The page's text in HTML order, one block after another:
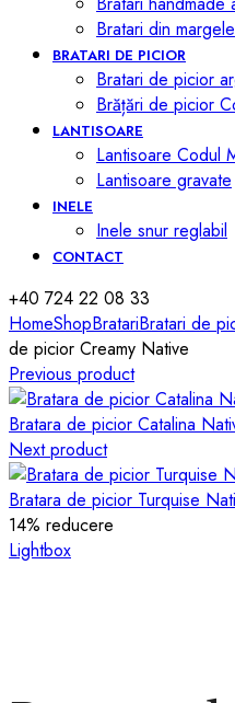
Bratari din margele
BRATARI DE PICIOR
Bratari de picior
Brățări de picior
LANTISOARE
Lantisoare Codul
Lantisoare gravate
INELE
Inele snur reglabil
CONTACT
+40 724 22 08 33
HomeShopBratariBratari de
de picior Creamy Native
Previous product
Bratara de picior Catalina
Next product
Bratara de picior Turquise
14% reducere
Lightbox